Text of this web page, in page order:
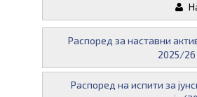
Распоред за наставни
2025/26
Распоред на испити за